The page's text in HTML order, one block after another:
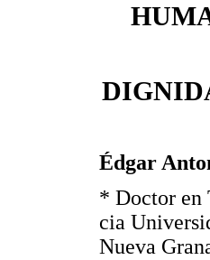
Édgar
* Doctor en
cia
Nueva